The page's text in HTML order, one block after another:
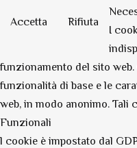
Accetta Rifiuta
I
funzionamento del sito
funzionalità di base e le
web, in modo anonimo. Tali
Funzionali
l cookie è impostato dal